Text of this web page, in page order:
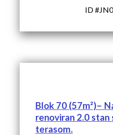
ID
Blok 70 (57m²)–
renoviran 2.0 stan
terasom.